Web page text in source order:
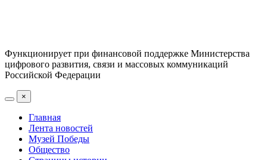
Функционирует при финансовой поддержке Министерства
цифрового развития, связи и массовых коммуникаций
Российской Федерации
×
Главная
Лента новостей
Музей Победы
Общество